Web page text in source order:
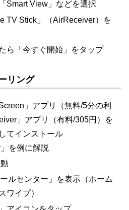
Smart View」などを選択
TV Stick」（AirReceiver）を
ら「今すぐ開始」をタップ
リング
」アプリ（無料/5分の利
」アプリ（有料/305円）を
てインストール
を例に解説
ルセンター」を表示（ホーム
ワイプ）